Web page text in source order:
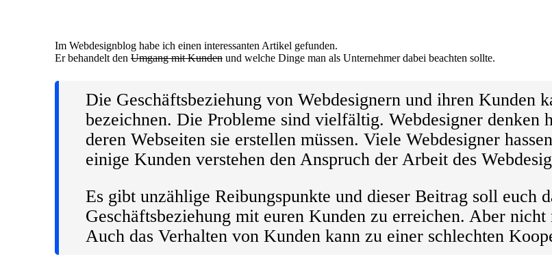
Im Webdesignblog habe ich einen interessanten Artikel gefunden.
Er behandelt den Umgang mit Kunden und welche Dinge man als Unternehmer dabei beachten sollte.
Die Geschäftsbeziehung von Webdesignern und ihren Kunden
bezeichnen. Die Probleme sind vielfältig. Webdesigner denken
deren Webseiten sie erstellen müssen. Viele Webdesigner
einige Kunden verstehen den Anspruch der Arbeit des
Es gibt unzählige Reibungspunkte und dieser Beitrag soll euch
Geschäftsbeziehung mit euren Kunden zu erreichen. Aber
Auch das Verhalten von Kunden kann zu einer schlechten